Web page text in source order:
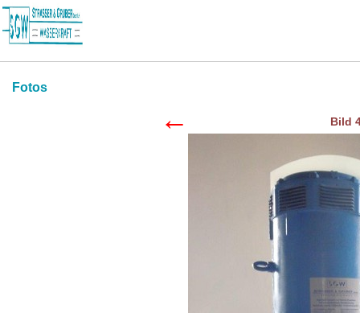
Fotos
← Bild